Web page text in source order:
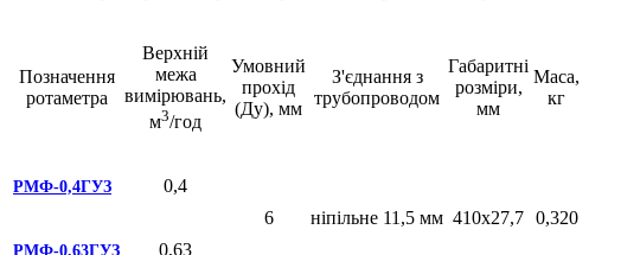
Позначення
ротаметра
Верхній
межа
вимірювань,
м3/год
Умовний
прохід
(Ду), мм
З'єднання з
трубопроводом
Габаритні
розміри,
мм
Маса,
кг
РМФ-0,4ГУЗ
0,4
6
ніпільне 11,5 мм 410х27,7 0,320
РМФ-0,63ГУЗ 0,63